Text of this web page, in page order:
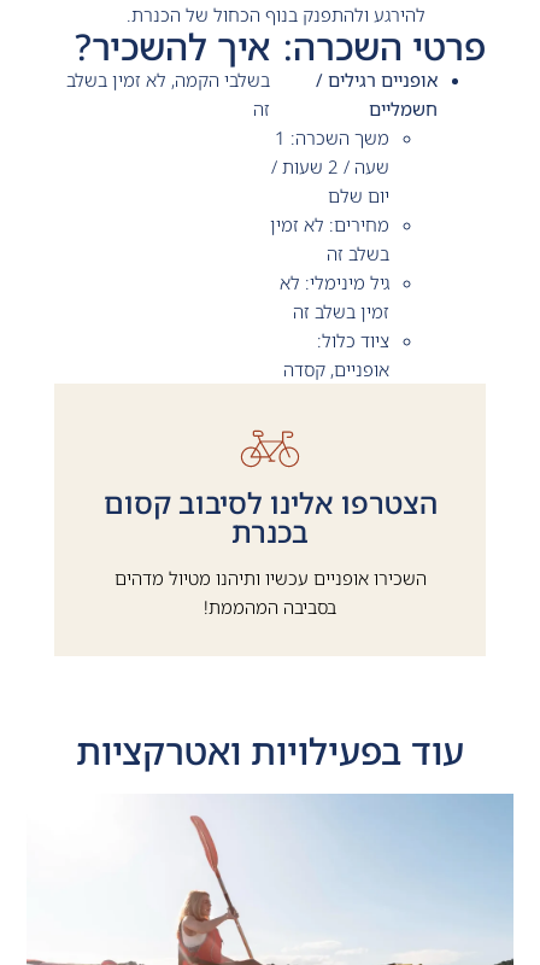
להירגע ולהתפנק בנוף הכחול של הכנרת.
פרטי השכרה:
אופניים רגילים /
חשמליים
משך השכרה: 1
שעה / 2 שעות /
יום שלם
מחירים: לא זמין
בשלב זה
גיל מינימלי: לא
זמין בשלב זה
ציוד כלול:
אופניים, קסדה
איך להשכיר?
בשלבי הקמה, לא זמין בשלב
זה
הצטרפו אלינו לסיבוב קסום
בכנרת
השכירו אופניים עכשיו ותיהנו מטיול מדהים
בסביבה המהממת!
עוד בפעילויות ואטרקציות